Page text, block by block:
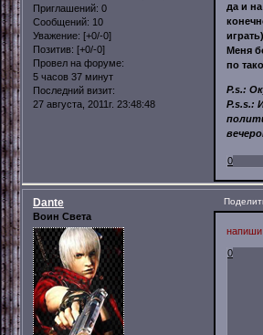
Приглашений: 0
Сообщений: 10
Уважение: [+0/-0]
Позитив: [+0/-0]
Провел на форуме:
5 часов 37 минут
Последний визит:
27 августа, 2011г. 23:48:48
да и
играть)
Меня
по
P.s.:
P.s.s.:
0
Dante
Воин Света
напиши
0